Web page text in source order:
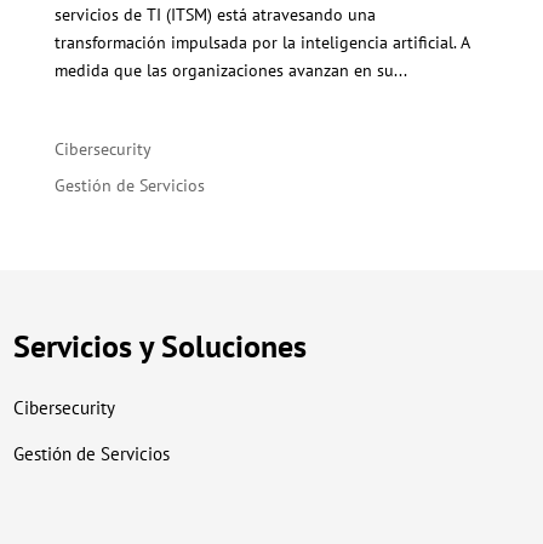
servicios de TI (ITSM) está atravesando una
transformación impulsada por la inteligencia artificial. A
medida que las organizaciones avanzan en su...
Cibersecurity
Gestión de Servicios
Servicios y Soluciones
Cibersecurity
Gestión de Servicios